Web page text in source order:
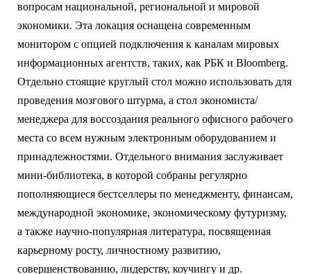
вопросам национальной, региональной и мировой
экономики. Эта локация оснащена современным
монитором с опцией подключения к каналам мировых
информационных агентств, таких, как РБК и Bloomberg.
Отдельно стоящие круглый стол можно использовать для
проведения мозгового штурма, а стол экономиста/
менеджера для воссоздания реального офисного рабочего
места со всем нужным электронным оборудованием и
принадлежностями. Отдельного внимания заслуживает
мини-библиотека, в которой собраны регулярно
пополняющиеся бестселлеры по менеджменту, финансам,
международной экономике, экономическому футуризму,
а также научно-популярная литература, посвященная
карьерному росту, личностному развитию,
совершенствованию, лидерству, коучингу и др.